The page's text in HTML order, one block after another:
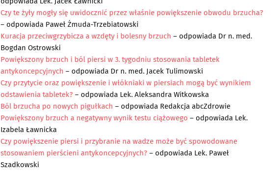
Czy te żyły mogły się uwidocznić przez właśnie powiększenie obwodu brzucha?
– odpowiada Paweł Żmuda-Trzebiatowski
Kuracja przeciwgrzybicza a wzdęty i bolesny brzuch – odpowiada Dr n. med.
Bogdan Ostrowski
Powiększony brzuch i ból piersi w 3. tygodniu stosowania tabletek
antykoncepcyjnych – odpowiada Dr n. med. Jacek Tulimowski
Czy przytycie oraz powiększenie i włókniaki w piersiach mogą być wynikiem
odstawienia tabletek?– odpowiada Lek. Aleksandra Witkowska
Ból brzucha po nowych pigułkach – odpowiada Redakcja abcZdrowie
Powiększony brzuch a negatywny wynik testu ciążowego – odpowiada Lek.
Izabela Ławnicka
Czy powiększenie piersi i przybranie na wadze może być spowodowane
stosowaniem pierścieni antykoncepcyjnych?– odpowiada Lek. Paweł
Szadkowski